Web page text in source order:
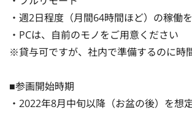
・週2日程度（月間64時間ほど）の稼働
・PCは、自前のモノをご用意ください
※貸与可ですが、社内で準備するのに時
■参画開始時期
・2022年8月中旬以降（お盆の後）を想